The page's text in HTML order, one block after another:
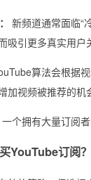
新频道通常面临“
吸引更多真实用户
算法会根据
加视频被推荐的机
一个拥有大量订阅
YouTube订阅？